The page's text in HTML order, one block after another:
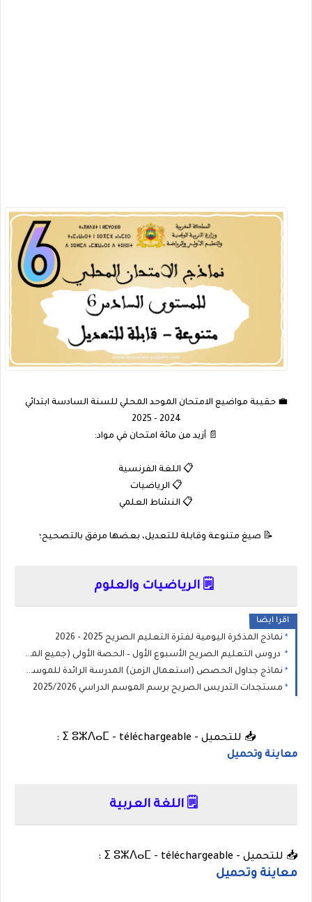
💼 حقيبة مواضيع الامتحان الموحد المحلي للسنة السادسة ابتدائي
2024 - 2025
📄 أزيد من مائة امتحان في مواد:
📋 اللغة الفرنسية
📋 الرياضيات
📋 النشاط العلمي
📝 صيغ متنوعة وقابلة للتعديل، بعضها مرفق بالتصحيح؛
🗒️ الرياضيات والعلوم
اقرا ايضا
نماذج المذكرة اليومية لفترة التعليم الصريح 2025 - 2026
دروس التعليم الصريح الأسبوع الأول – الحصة الأولى (جميع المستويات) 2025
نماذج جداول الحصص (استعمال الزمن) المدرسة الرائدة للموسم 2025/2026
مستجدات التدريس الصريح برسم الموسم الدراسي 2025/2026
📥 للتحميل - ⵉ ⵓⵣⴷⴰⵎ - téléchargeable :
معاينة وتحميل
🗒️ اللغة العربية
📥 للتحميل - ⵉ ⵓⵣⴷⴰⵎ - téléchargeable :
معاينة وتحميل